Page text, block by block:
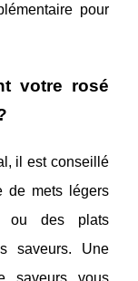
pour
votre rosé
il est conseillé
de mets légers
ou des plats
saveurs. Une
saveurs vous